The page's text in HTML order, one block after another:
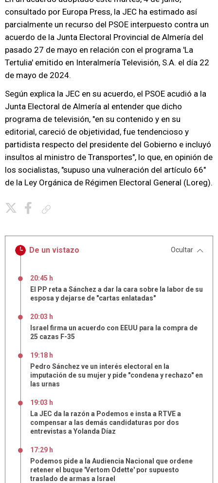
consultado por Europa Press, la JEC ha estimado así
parcialmente un recurso del PSOE interpuesto contra un
acuerdo de la Junta Electoral Provincial de Almería del
pasado 27 de mayo en relación con el programa 'La
Tertulia' emitido en Interalmería Televisión, S.A. el día 22
de mayo de 2024.
Según explica la JEC en su acuerdo, el PSOE acudió a la
Junta Electoral de Almería al entender que dicho
programa de televisión, "en su contenido y en su
editorial, careció de objetividad, fue tendencioso y
partidista respecto del presidente del Gobierno e incluyó
insultos al ministro de Transportes", lo que, en opinión de
los socialistas, "supuso una vulneración del artículo 66"
de la Ley Orgánica de Régimen Electoral General (Loreg).
De un vistazo Ocultar
20:45 h
El PP reta a Sánchez a dar la cara sobre la labor de su
esposa y dejarse de "cartas enlatadas"
20:03 h
Israel firma un acuerdo con EEUU para la compra de
25 cazas F-35
19:18 h
Pedro Sánchez ve un interés electoral en la
imputación de su mujer y pide "condena y rechazo" en
las urnas
19:03 h
La JEC da la razón a Podemos e insta a RTVE a
compensar a las demás candidaturas por dos
entrevistas a Yolanda Díaz
17:29 h
Podemos pide a la Audiencia Nacional que ordene
retener el buque 'Vertom Odette' por supuesto
traslado de armas a Israel